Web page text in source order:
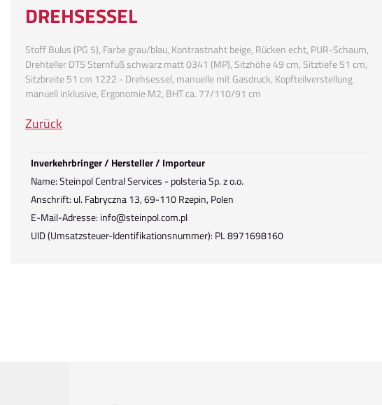
DREHSESSEL
Stoff Bulus (PG 5), Farbe grau/blau, Kontrastnaht beige, Rücken echt, PUR-Schaum,
Drehteller DT5 Sternfuß schwarz matt 0341 (MP), Sitzhöhe 49 cm, Sitztiefe 51 cm,
Sitzbreite 51 cm 1222 - Drehsessel, manuelle mit Gasdruck, Kopfteilverstellung
manuell inklusive, Ergonomie M2, BHT ca. 77/110/91 cm
Zurück
Inverkehrbringer / Hersteller / Importeur
Name: Steinpol Central Services - polsteria Sp. z o.o.
Anschrift: ul. Fabryczna 13, 69-110 Rzepin, Polen
E-Mail-Adresse: info@steinpol.com.pl
UID (Umsatzsteuer-Identifikationsnummer): PL 8971698160